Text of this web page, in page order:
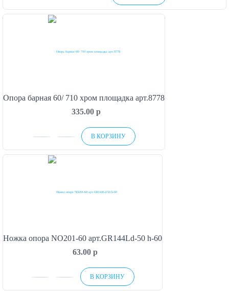
Опора барная 60/ 710 хром площадка арт.8778
335.00 p
В КОРЗИНУ
Ножка опора NO201-60 арт.GR144Ld-50 h-60
63.00 p
В КОРЗИНУ